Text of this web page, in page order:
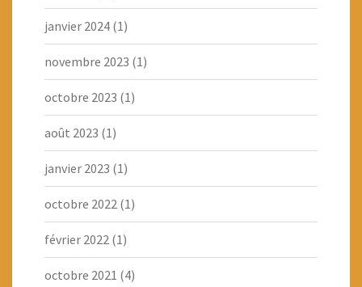
janvier 2024 (1)
novembre 2023 (1)
octobre 2023 (1)
août 2023 (1)
janvier 2023 (1)
octobre 2022 (1)
février 2022 (1)
octobre 2021 (4)